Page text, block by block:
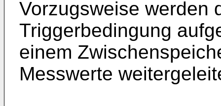
Vorzugsweise werden
Triggerbedingung
einem
Messwerte